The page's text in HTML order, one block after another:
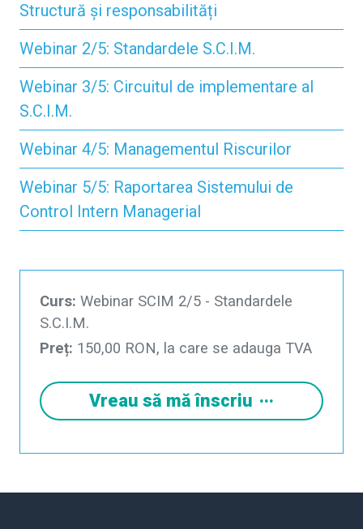
Structură și responsabilități
Webinar 2/5: Standardele S.C.I.M.
Webinar 3/5: Circuitul de implementare al
S.C.I.M.
Webinar 4/5: Managementul Riscurilor
Webinar 5/5: Raportarea Sistemului de
Control Intern Managerial
Curs: Webinar SCIM 2/5 - Standardele
S.C.I.M.
Preț: 150,00 RON, la care se adauga TVA
Vreau să mă înscriu